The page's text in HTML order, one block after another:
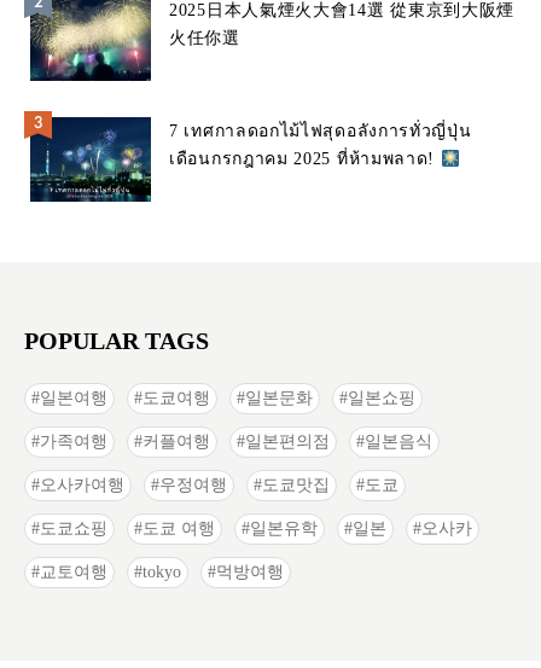
2025日本人氣煙火大會14選 從東京到大阪煙
火任你選
7 เทศกาลดอกไม้ไฟสุดอลังการทั่วญี่ปุ่น
เดือนกรกฎาคม 2025 ที่ห้ามพลาด!
POPULAR TAGS
일본여행 도쿄여행 일본문화 일본쇼핑
가족여행 커플여행 일본편의점 일본음식
오사카여행 우정여행 도쿄맛집 도쿄
도쿄쇼핑 도쿄 여행 일본유학 일본 오사카
교토여행 tokyo 먹방여행